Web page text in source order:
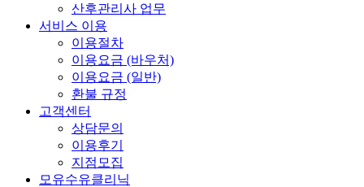
산후관리사 업무
서비스 이용
이용절차
이용요금 (바우처)
이용요금 (일반)
환불 규정
고객센터
상담문의
이용후기
지점모집
모유수유클리닉